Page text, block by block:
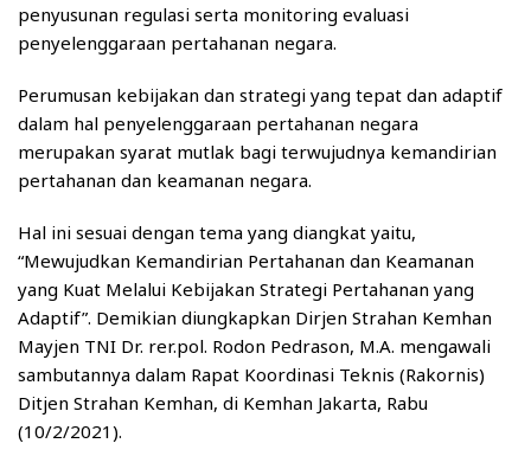
penyusunan regulasi serta monitoring evaluasi
penyelenggaraan pertahanan negara.
Perumusan kebijakan dan strategi yang tepat dan adaptif
dalam hal penyelenggaraan pertahanan negara
merupakan syarat mutlak bagi terwujudnya kemandirian
pertahanan dan keamanan negara.
Hal ini sesuai dengan tema yang diangkat yaitu,
“Mewujudkan Kemandirian Pertahanan dan Keamanan
yang Kuat Melalui Kebijakan Strategi Pertahanan yang
Adaptif”. Demikian diungkapkan Dirjen Strahan Kemhan
Mayjen TNI Dr. rer.pol. Rodon Pedrason, M.A. mengawali
sambutannya dalam Rapat Koordinasi Teknis (Rakornis)
Ditjen Strahan Kemhan, di Kemhan Jakarta, Rabu
(10/2/2021).